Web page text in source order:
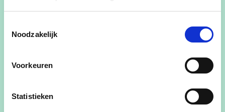
Noodzakelijk
Voorkeuren
Statistieken
onze voorzitterHendrik Ingelbeen.